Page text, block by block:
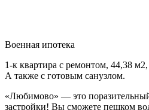
Военная ипотека
1-к квартира с ремонтом, 44,38
А также с готовым санузлом.
«Любимово» — это
застройки! Вы сможете пешком